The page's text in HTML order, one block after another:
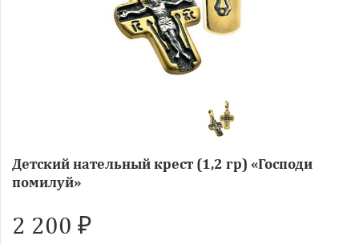
Детский нательный крест (1,2 гр) «Господи
помилуй»
2 200 ₽